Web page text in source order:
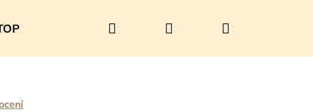
PRODUKTY Hledat PřihlášeníNákupní